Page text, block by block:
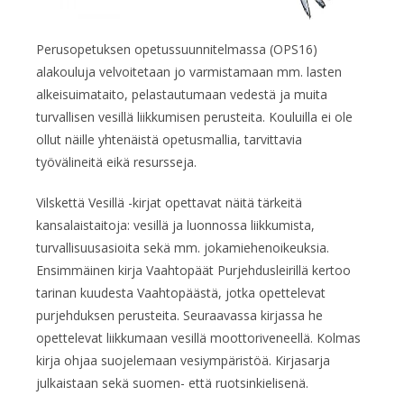
Perusopetuksen opetussuunnitelmassa (OPS16)
alakouluja velvoitetaan jo varmistamaan mm. lasten
alkeisuimataito, pelastautumaan vedestä ja muita
turvallisen vesillä liikkumisen perusteita. Kouluilla ei ole
ollut näille yhtenäistä opetusmallia, tarvittavia
työvälineitä eikä resursseja.
Vilskettä Vesillä -kirjat opettavat näitä tärkeitä
kansalaistaitoja: vesillä ja luonnossa liikkumista,
turvallisuusasioita sekä mm. jokamiehenoikeuksia.
Ensimmäinen kirja Vaahtopäät Purjehdusleirillä kertoo
tarinan kuudesta Vaahtopäästä, jotka opettelevat
purjehduksen perusteita. Seuraavassa kirjassa he
opettelevat liikkumaan vesillä moottoriveneellä. Kolmas
kirja ohjaa suojelemaan vesiympäristöä. Kirjasarja
julkaistaan sekä suomen- että ruotsinkielisenä.